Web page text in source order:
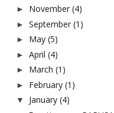
► November (4)
► September (1)
► May (5)
► April (4)
► March (1)
► February (1)
▼ January (4)